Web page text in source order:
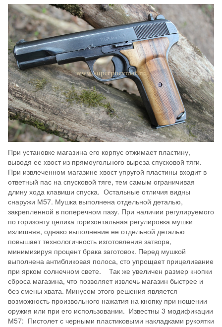
При установке магазина его корпус отжимает пластину,
выводя ее хвост из прямоугольного выреза спусковой тяги.
При извлеченном магазине хвост упругой пластины входит в
ответный пас на спусковой тяге, тем самым ограничивая
длину хода клавиши спуска. Остальные отличия видны
снаружи М57. Мушка выполнена отдельной деталью,
закрепленной в поперечном пазу. При наличии регулируемого
по горизонту целика горизонтальная регулировка мушки
излишняя, однако выполнение ее отдельной деталью
повышает технологичность изготовления затвора,
минимизируя процент брака заготовок. Перед мушкой
выполнена антибликовая полоса, сто упрощает прицеливание
при ярком солнечном свете. Так же увеличен размер кнопки
сброса магазина, что позволяет извлечь магазин быстрее и
без смены хвата. Минусом этого решения является
возможность произвольного нажатия на кнопку при ношении
оружия или при его использовании. Известны 3 модификации
М57: Пистолет с черными пластиковыми накладками рукоятки